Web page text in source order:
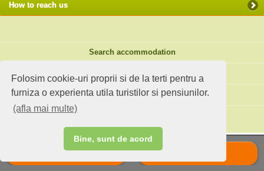
Folosim cookie-uri proprii si de la terti pentru a
furniza o experienta utila turistilor si pensiunilor.
(afla mai multe)
Bine, sunt de acord
Call
How to reach us
Search accommodation
Holiday ideas
Standard site
Do you own an accommodation?